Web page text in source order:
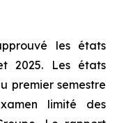
les états
2025. Les états
premier semestre
limité des